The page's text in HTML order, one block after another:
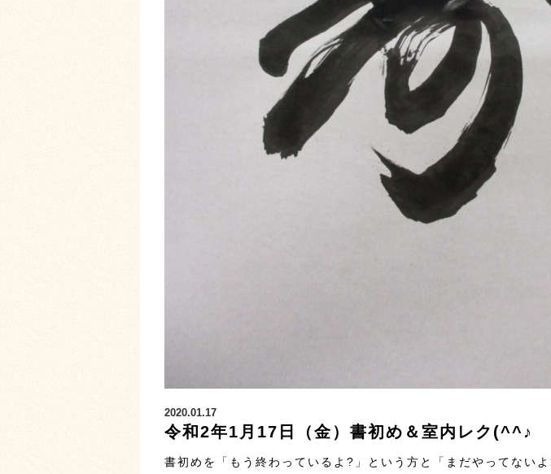
2020.01.17
令和2年1月17日（金）書初め＆室内レク(^^♪
書初めを「もう終わっているよ?」という方と「まだやってない